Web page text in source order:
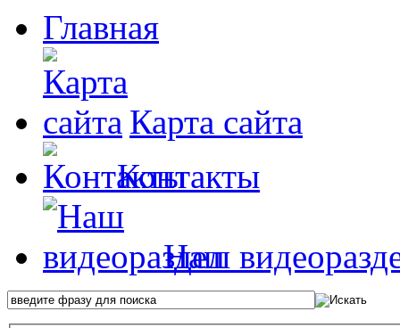
Главная
Карта сайта
Контакты
Наш